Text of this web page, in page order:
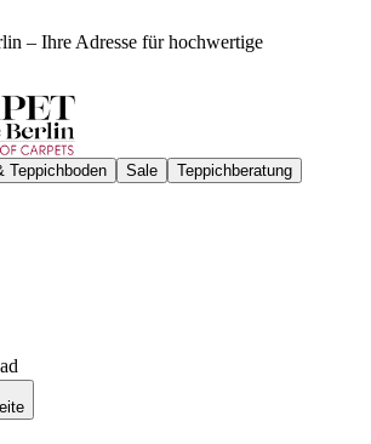
– Ihre Adresse für hochwertige
Teppichboden Sale Teppichberatung